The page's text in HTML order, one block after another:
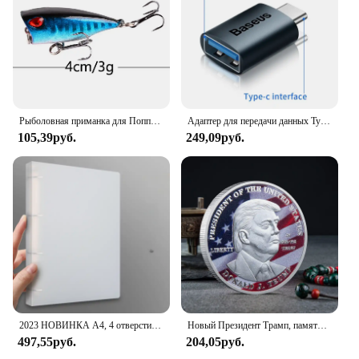
vendor looking to stock up on high-quality chew
toys or a pet owner seeking a reliable and safe
option for your pet, the Petstages Chew Toy is the
perfect choice.
105,39руб.
Адаптер для передачи данных Type C - USB 3.1, черный
249,09руб.
497,55руб.
Новый Президент Трамп, памятный значок Дональда Трампа монета, серебряное золото, тройная монета, Дональд J Трамп, «в Бог, которому мы доверяем», монеты
204,05руб.